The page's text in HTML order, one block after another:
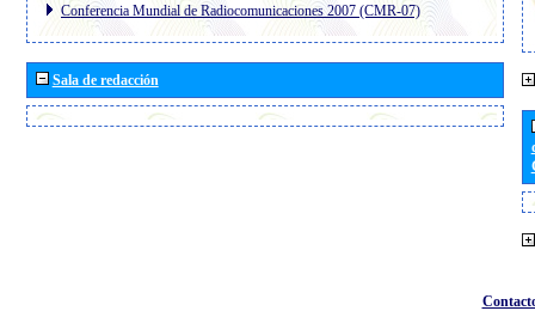
Conferencia Mundial de Radiocomunicaciones 2007 (CMR-07)
Sala de redacción